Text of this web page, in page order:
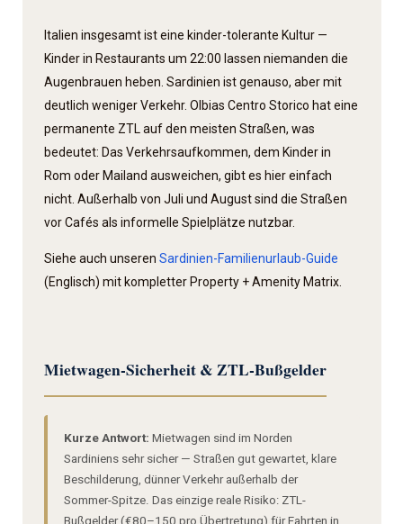
Italien insgesamt ist eine kinder-tolerante Kultur —
Kinder in Restaurants um 22:00 lassen niemanden die
Augenbrauen heben. Sardinien ist genauso, aber mit
deutlich weniger Verkehr. Olbias Centro Storico hat eine
permanente ZTL auf den meisten Straßen, was
bedeutet: Das Verkehrsaufkommen, dem Kinder in
Rom oder Mailand ausweichen, gibt es hier einfach
nicht. Außerhalb von Juli und August sind die Straßen
vor Cafés als informelle Spielplätze nutzbar.
Siehe auch unseren Sardinien-Familienurlaub-Guide
(Englisch) mit kompletter Property + Amenity Matrix.
Mietwagen-Sicherheit & ZTL-Bußgelder
Kurze Antwort: Mietwagen sind im Norden
Sardiniens sehr sicher — Straßen gut gewartet, klare
Beschilderung, dünner Verkehr außerhalb der
Sommer-Spitze. Das einzige reale Risiko: ZTL-
Bußgelder (€80–150 pro Übertretung) für Fahrten in